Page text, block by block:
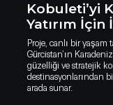
Kobuleti’yi
Yatırım
Proje, canlı bir yaşam
Gürcistan’ın
güzelliği ve stratejik
destinasyonlarından
arada sunar.